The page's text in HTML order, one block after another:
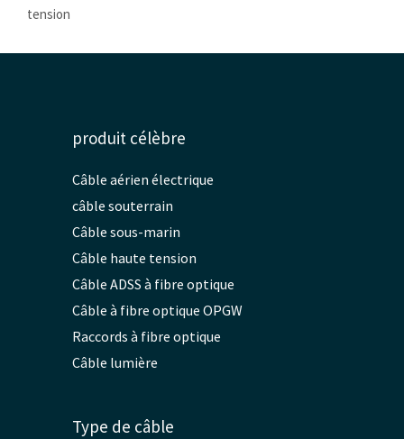
tension
produit célèbre
Câble aérien électrique
câble souterrain
Câble sous-marin
Câble haute tension
Câble ADSS à fibre optique
Câble à fibre optique OPGW
Raccords à fibre optique
Câble lumière
Type de câble